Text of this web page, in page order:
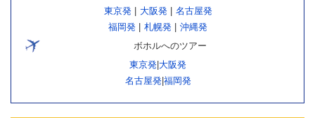
東京発| 大阪発| 名古屋発
福岡発
札幌発
沖縄発
ボホルへのツアー
東京発 大阪発
名古屋発| 福岡発